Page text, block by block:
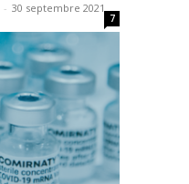
- 30 septembre 2021
7